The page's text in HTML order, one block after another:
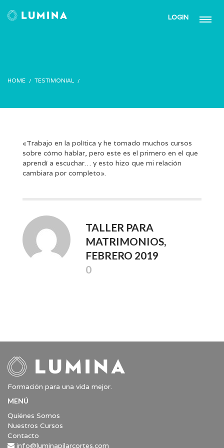
LOGIN
HOME TESTIMONIAL
«Trabajo en la política y he tomado muchos cursos
sobre cómo hablar, pero este es el primero en el que
aprendí a escuchar… y esto hizo que mi relación
cambiara por completo».
TALLER PARA
MATRIMONIOS,
FEBRERO 2019
0
Formación para una vida mejor.
MENÚ
Quiénes Somos
Nuestros Cursos
Contacto
info@luminapilarcortes.com